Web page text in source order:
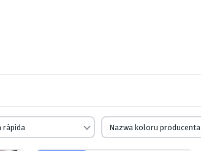
rápida Nazwa koloru producenta